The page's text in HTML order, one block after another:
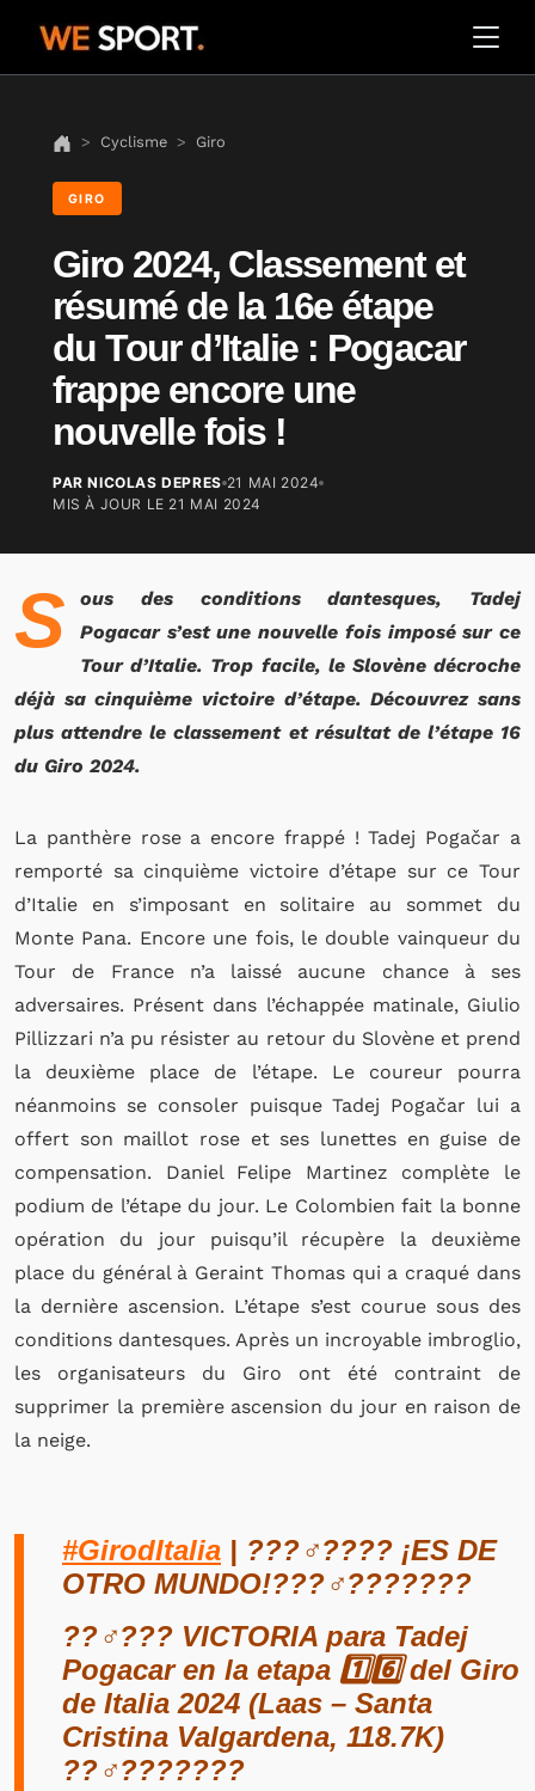
Cyclisme Giro
GIRO
Giro 2024, Classement et
résumé de la 16e étape
du Tour d’Italie : Pogacar
frappe encore une
nouvelle fois !
PAR NICOLAS DEPRES 21 MAI 2024
MIS À JOUR LE 21 MAI 2024
S
ous des conditions dantesques, Tadej
Pogacar s’est une nouvelle fois imposé sur ce
Tour d’Italie. Trop facile, le Slovène décroche
déjà sa cinquième victoire d’étape. Découvrez sans
plus attendre le classement et résultat de l’étape 16
du Giro 2024.
La panthère rose a encore frappé ! Tadej Pogačar a
remporté sa cinquième victoire d’étape sur ce Tour
d’Italie en s’imposant en solitaire au sommet du
Monte Pana. Encore une fois, le double vainqueur du
Tour de France n’a laissé aucune chance à ses
adversaires. Présent dans l’échappée matinale, Giulio
Pillizzari n’a pu résister au retour du Slovène et prend
la deuxième place de l’étape. Le coureur pourra
néanmoins se consoler puisque Tadej Pogačar lui a
offert son maillot rose et ses lunettes en guise de
compensation. Daniel Felipe Martinez complète le
podium de l’étape du jour. Le Colombien fait la bonne
opération du jour puisqu’il récupère la deuxième
place du général à Geraint Thomas qui a craqué dans
la dernière ascension. L’étape s’est courue sous des
conditions dantesques. Après un incroyable imbroglio,
les organisateurs du Giro ont été contraint de
supprimer la première ascension du jour en raison de
la neige.
#GirodItalia | ???‍♂️???? ¡ES DE
OTRO MUNDO!???‍♂️???????
??‍♂️??? VICTORIA para Tadej
Pogacar en la etapa 1️⃣6️⃣ del Giro
de Italia 2024 (Laas – Santa
Cristina Valgardena, 118.7K)
??‍♂️???????